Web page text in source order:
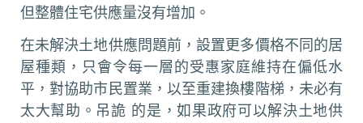
但整體住宅供應量沒有增加。
在未解決土地供應問題前，設置更多價格不同的居
屋種類，只會令每一層的受惠家庭維持在偏低水
平，對協助市民置業，以至重建換樓階梯，未必有
太大幫助。吊詭 的是，如果政府可以解決土地供